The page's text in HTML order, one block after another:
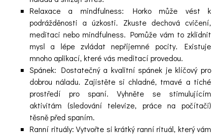
Relaxace a mindfulness: Horko může vést k
podrážděnosti a úzkosti. Zkuste dechová cvičení,
meditaci nebo mindfulness. Pomůže vám to zklidnit
mysl a lépe zvládat nepříjemné pocity. Existuje
mnoho aplikací, které vás meditací provedou.
Spánek: Dostatečný a kvalitní spánek je klíčový pro
dobrou náladu. Zajistěte si chladné, tmavé a tiché
prostředí pro spaní. Vyhněte se stimulujícím
aktivitám (sledování televize, práce na počítači)
těsně před spaním.
Ranní rituály: Vytvořte si krátký ranní rituál, který vám